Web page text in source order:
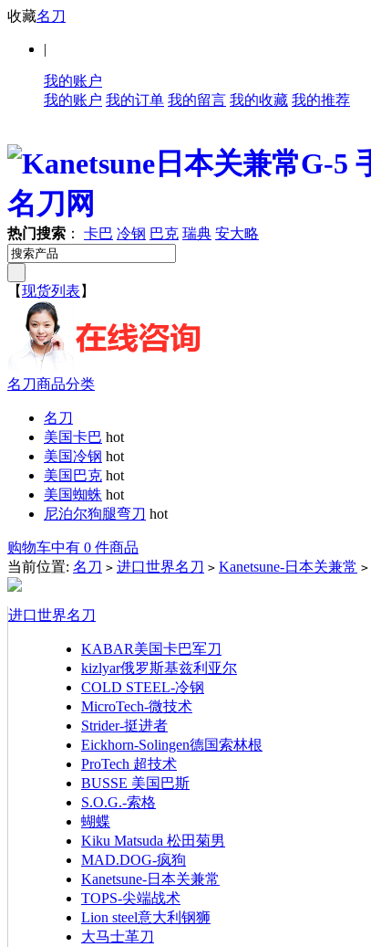
收藏名刀
|
我的账户
我的账户 我的订单 我的留言 我的收藏 我的推荐
热门搜索 ： 卡巴 冷钢 巴克 瑞典 安大略
【现货列表 】
名刀商品分类
名刀
美国卡巴 hot
美国冷钢 hot
美国巴克 hot
美国蜘蛛 hot
尼泊尔狗腿弯刀 hot
购物车中有 0 件商品
当前位置: 名刀 > 进口世界名刀 > Kanetsune-日本关兼常 >
进口世界名刀
KABAR美国卡巴军刀
kizlyar俄罗斯基兹利亚尔
COLD STEEL-冷钢
MicroTech-微技术
Strider-挺进者
Eickhorn-Solingen德国索林根
ProTech 超技术
BUSSE 美国巴斯
S.O.G.-索格
蝴蝶
Kiku Matsuda 松田菊男
MAD.DOG-疯狗
Kanetsune-日本关兼常
TOPS-尖端战术
Lion steel意大利钢狮
大马士革刀